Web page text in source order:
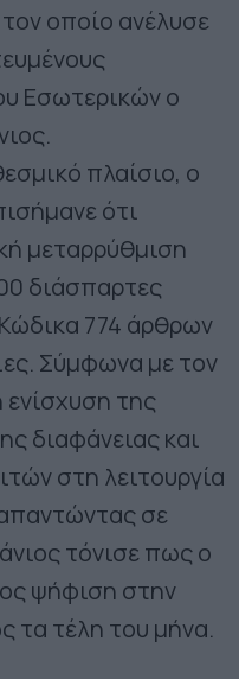
οποίο ανέλυσε
Εσωτερικών ο
πλαίσιο, ο
ότι
μεταρρύθμιση
διάσπαρτες
Κώδικα 774 άρθρων
Σύμφωνα με τον
ενίσχυση της
διαφάνειας και
στη λειτουργία
σε
τόνισε πως ο
ψήφιση στην
τα τέλη του μήνα.